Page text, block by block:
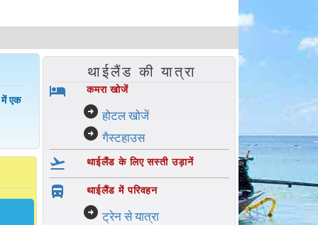
में एक
थाईलैंड की यात्रा
hotel कमरा खोजें
arrow_circle_right होटल खोजें
arrow_circle_right गैस्टहाउस
flight_takeoff थाईलैंड के लिए सस्ती उड़ानें
directions_bus_filled थाईलैंड में परिवहन
arrow_circle_right ट्रेन से यात्रा